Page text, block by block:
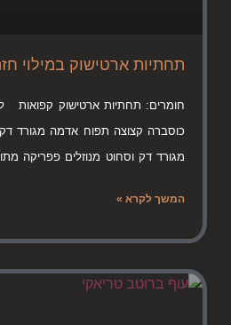
תחתיות ארטישוק במילוי
חומרים: תחתיות ארטישוק קפואות
כוסברה קצוצה תפוח אדמה מגורד דק
מגורד דק וסחוט מנוזלים פפריקה
המשך לקרא »